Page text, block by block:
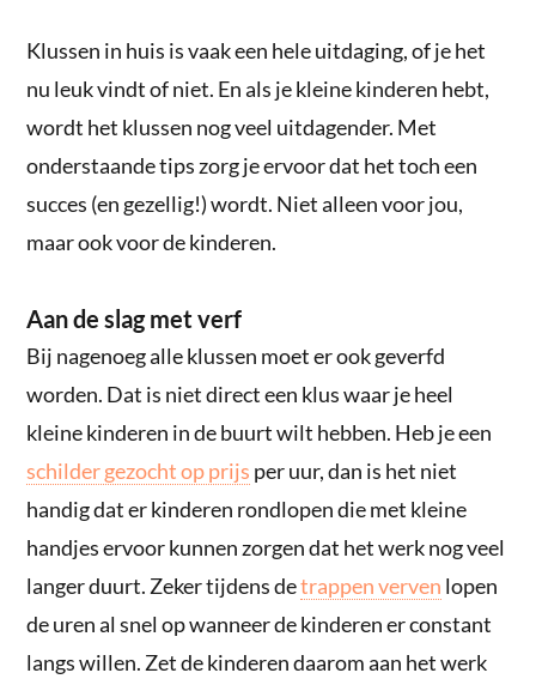
Klussen in huis is vaak een hele uitdaging, of je het
nu leuk vindt of niet. En als je kleine kinderen hebt,
wordt het klussen nog veel uitdagender. Met
onderstaande tips zorg je ervoor dat het toch een
succes (en gezellig!) wordt. Niet alleen voor jou,
maar ook voor de kinderen.
Aan de slag met verf
Bij nagenoeg alle klussen moet er ook geverfd
worden. Dat is niet direct een klus waar je heel
kleine kinderen in de buurt wilt hebben. Heb je een
schilder gezocht op prijs per uur, dan is het niet
handig dat er kinderen rondlopen die met kleine
handjes ervoor kunnen zorgen dat het werk nog veel
langer duurt. Zeker tijdens detrappen verven lopen
de uren al snel op wanneer de kinderen er constant
langs willen. Zet de kinderen daarom aan het werk